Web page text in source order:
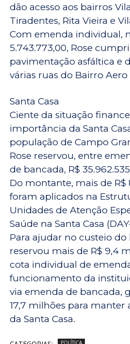
dão acesso aos bairros
Tiradentes, Rita Vieira e
Com emenda individual,
5.743.773,00, Rose
pavimentação asfáltica e
várias ruas do Bairro Aero
Santa Casa
Ciente da situação
importância da Santa
população de Campo
Rose reservou, entre
de bancada, R$
Do montante, mais de R$
foram aplicados na
Unidades de Atenção
Saúde na Santa Casa
Para ajudar no custeio do
reservou mais de R$ 9,4
cota individual de
funcionamento da
via emenda de bancada,
17,7 milhões para manter
da Santa Casa.
POLÍTICA